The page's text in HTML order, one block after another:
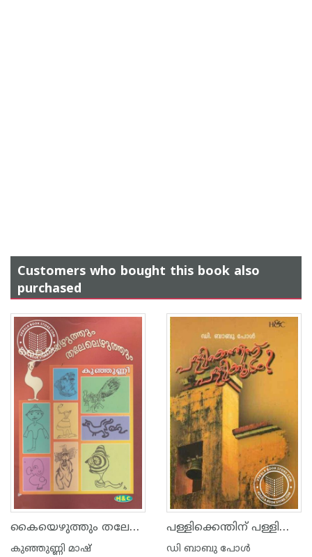
Customers who bought this book also
purchased
കൈയെഴുത്തും തലേലെഴുത്തും
കുഞ്ഞുണ്ണി മാഷ്‌
പള്ളിക്കെന്തിന്‌ പള്ളിക്കൂടം
ഡി ബാബു പോള്‍